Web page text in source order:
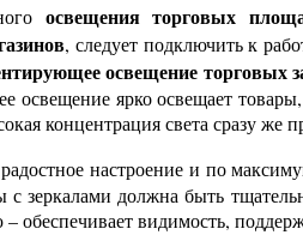
освещения торговых
, следует подключить к
освещение торговых
освещение ярко освещает
концентрация света сразу же
настроение и по
с зеркалами должна быть
обеспечивает видимость,